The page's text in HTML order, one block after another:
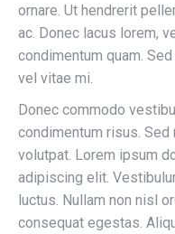
ornare. Ut hendrerit
ac. Donec lacus lorem,
condimentum quam.
vel vitae mi.
Donec commodo
condimentum risus.
volutpat. Lorem ipsum
adipiscing elit.
luctus. Nullam non nisl
consequat egestas.